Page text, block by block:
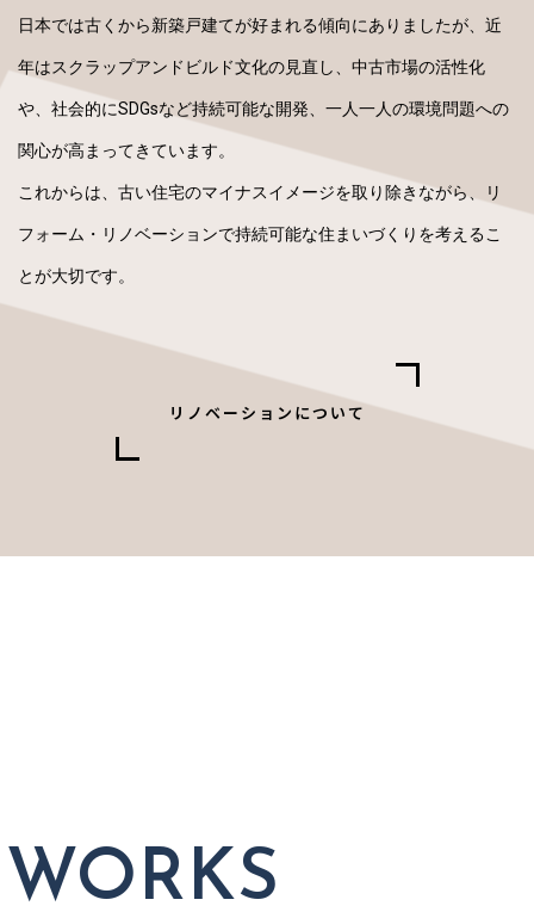
日本では古くから新築戸建てが好まれる傾向にありましたが、近
年はスクラップアンドビルド文化の見直し、中古市場の活性化
や、社会的にSDGsなど持続可能な開発、一人一人の環境問題への
関心が高まってきています。
これからは、古い住宅のマイナスイメージを取り除きながら、リ
フォーム・リノベーションで持続可能な住まいづくりを考えるこ
とが大切です。
リノベーションについて
WORKS